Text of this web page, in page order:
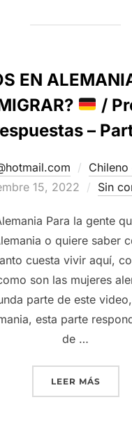
EN
/
–
Chileno
15, 2022 Sin
Para la gente
o quiere saber
cuesta vivir aquí,
son las mujeres
parte de este
esta parte
de …
LEER MÁS“20